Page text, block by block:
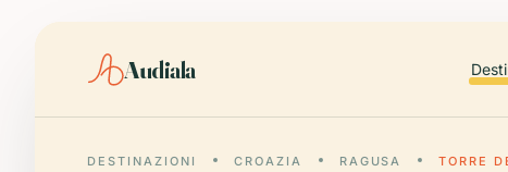
Audiala
DESTINAZIONI CROAZIA RAGUSA TORRE